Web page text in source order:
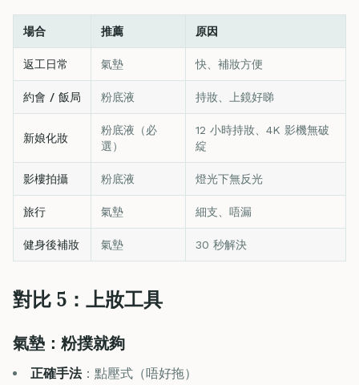
場合 推薦 原因
返工日常 氣墊 快、補妝方便
約會 / 飯局 粉底液 持妝、上鏡好睇
新娘化妝
粉底液（必
選）
12 小時持妝、4K 影機無破
綻
影樓拍攝 粉底液 燈光下無反光
旅行 氣墊 細支、唔漏
健身後補妝 氣墊 30 秒解決
對比 5：上妝工具
氣墊：粉撲就夠
正確手法：點壓式（唔好拖）